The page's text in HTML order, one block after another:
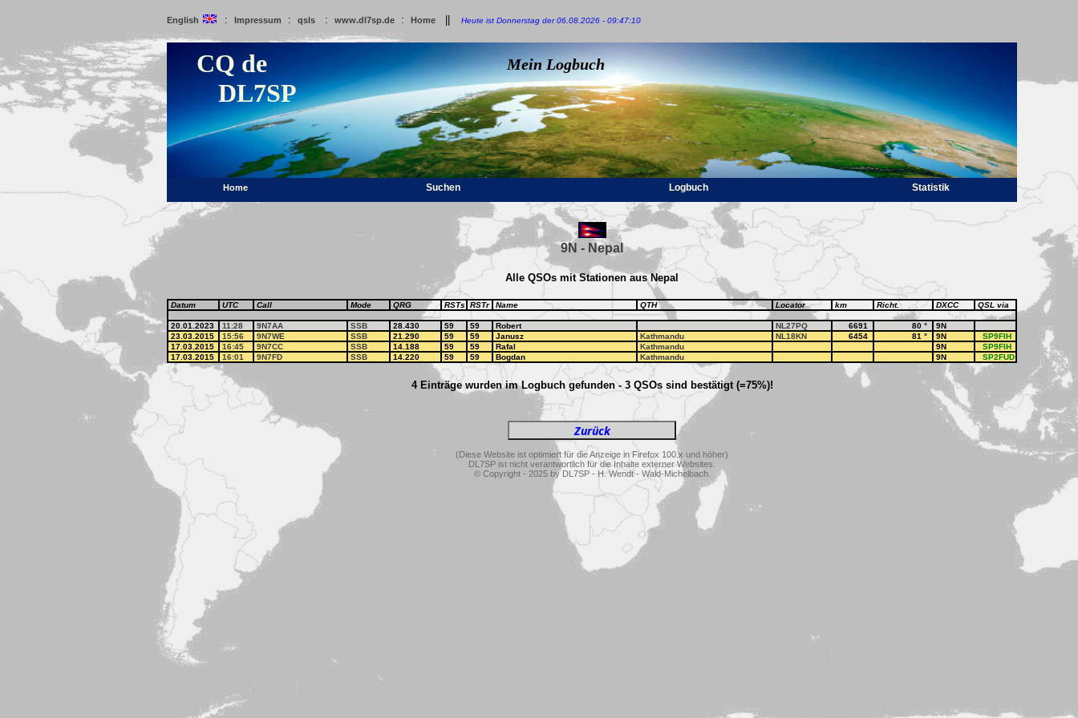
English : Impressum : qsls : www.dl7sp.de : Home Heute ist Donnerstag der 06.08.2026 - 09:47:10
CQ de
DL7SP
Mein Logbuch
Home Suchen Logbuch Statistik
9N - Nepal
Alle QSOs mit Stationen aus Nepal
Datum UTC Call Mode QRG RSTs RSTr Name QTH Locator km Richt. DXCC QSL via
20.01.2023 11:28 9N7AA SSB 28.430 59 59 Robert NL27PQ 6691 80 °
9N
23.03.2015
15:56 9N7WE SSB 21.290 59 59 Janusz Kathmandu NL18KN 6454 81 ° 9N
SP9FIH
17.03.2015
16:45 9N7CC SSB 14.188 59 59 Rafal Kathmandu 9N
SP9FIH
17.03.2015
16:01 9N7FD SSB 14.220 59 59 Bogdan Kathmandu 9N SP2FUD
4 Einträge wurden im Logbuch gefunden - 3 QSOs sind bestätigt (=75%)!
(Diese Website ist optimiert für die Anzeige in Firefox 100.x und höher)
DL7SP ist nicht verantwortlich für die Inhalte externer Websites.
© Copyright - 2025 by DL7SP - H. Wendt - Wald-Michelbach.